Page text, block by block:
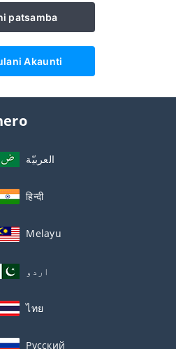
patsamba
Akaunti
العربيّة
हिन्दी
Melayu
اردو
ไทย
Русский